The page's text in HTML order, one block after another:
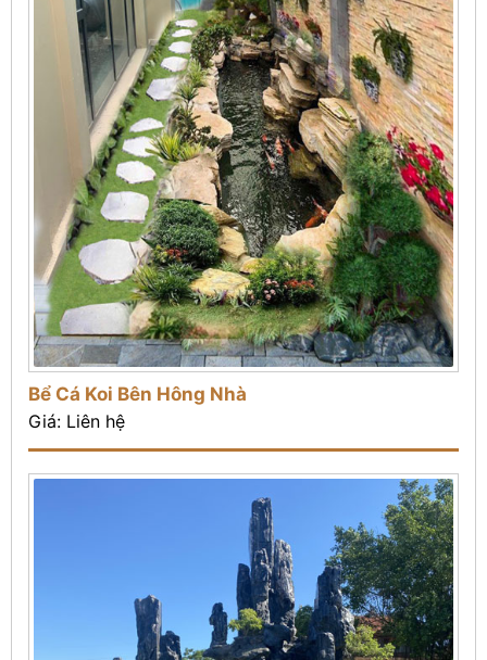
Bể Cá Koi Bên Hông Nhà
Giá: Liên hệ